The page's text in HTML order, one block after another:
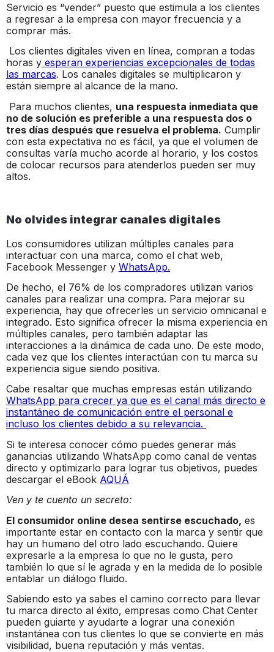
Servicio es “vender” puesto que estimula a los clientes
a regresar a la empresa con mayor frecuencia y a
comprar más.
Los clientes digitales viven en línea, compran a todas
horas y esperan experiencias excepcionales de todas
las marcas. Los canales digitales se multiplicaron y
están siempre al alcance de la mano.
Para muchos clientes, una respuesta inmediata que
no de solución es preferible a una respuesta dos o
tres días después que resuelva el problema. Cumplir
con esta expectativa no es fácil, ya que el volumen de
consultas varía mucho acorde al horario, y los costos
de colocar recursos para atenderlos pueden ser muy
altos.
No olvides integrar canales digitales
Los consumidores utilizan múltiples canales para
interactuar con una marca, como el chat web,
Facebook Messenger y WhatsApp.
De hecho, el 76% de los compradores utilizan varios
canales para realizar una compra. Para mejorar su
experiencia, hay que ofrecerles un servicio omnicanal e
integrado. Esto significa ofrecer la misma experiencia en
múltiples canales, pero también adaptar las
interacciones a la dinámica de cada uno. De este modo,
cada vez que los clientes interactúan con tu marca su
experiencia sigue siendo positiva.
Cabe resaltar que muchas empresas están utilizando
WhatsApp para crecer ya que es el canal más directo e
instantáneo de comunicación entre el personal e
incluso los clientes debido a su relevancia.
Si te interesa conocer cómo puedes generar más
ganancias utilizando WhatsApp como canal de ventas
directo y optimizarlo para lograr tus objetivos, puedes
descargar el eBook AQUÁ
Ven y te cuento un secreto:
El consumidor online desea sentirse escuchado, es
importante estar en contacto con la marca y sentir que
hay un humano del otro lado escuchando. Quiere
expresarle a la empresa lo que no le gusta, pero
también lo que sí le agrada y en la medida de lo posible
entablar un diálogo fluido.
Sabiendo esto ya sabes el camino correcto para llevar
tu marca directo al éxito, empresas como Chat Center
pueden guiarte y ayudarte a lograr una conexión
instantánea con tus clientes lo que se convierte en más
visibilidad, buena reputación y más ventas.